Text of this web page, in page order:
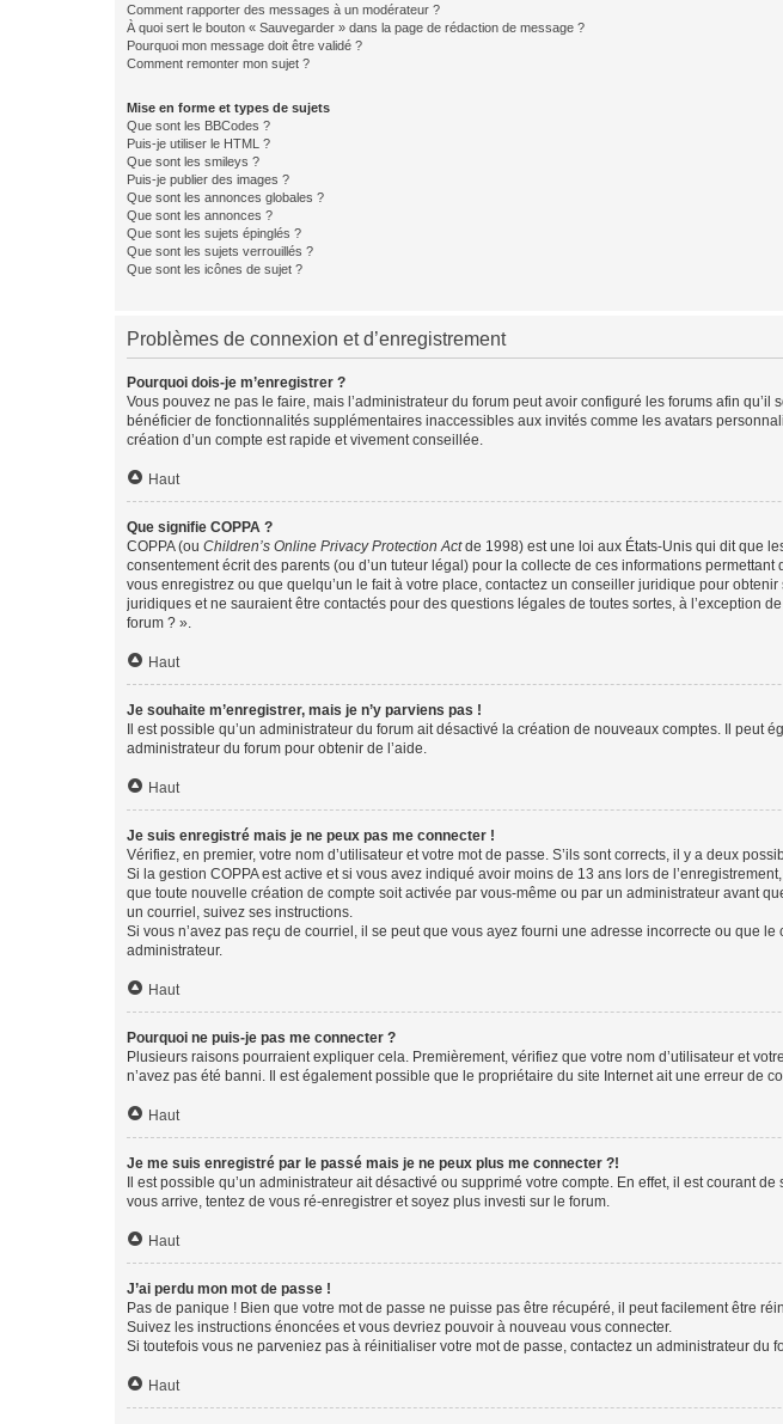
Comment rapporter des messages à un modérateur ?
À quoi sert le bouton « Sauvegarder » dans la page de rédaction de message ?
Pourquoi mon message doit être validé ?
Comment remonter mon sujet ?
Mise en forme et types de sujets
Que sont les BBCodes ?
Puis-je utiliser le HTML ?
Que sont les smileys ?
Puis-je publier des images ?
Que sont les annonces globales ?
Que sont les annonces ?
Que sont les sujets épinglés ?
Que sont les sujets verrouillés ?
Que sont les icônes de sujet ?
Problèmes de connexion et d’enregistrement
Pourquoi dois-je m’enregistrer ?
Vous pouvez ne pas le faire, mais l’administrateur du forum peut avoir configuré les forums afin
bénéficier de fonctionnalités supplémentaires inaccessibles aux invités comme les avatars
création d’un compte est rapide et vivement conseillée.
Haut
Que signifie COPPA ?
COPPA (ou Children’s Online Privacy Protection Actde 1998) est une loi aux États-Unis qui dit que
consentement écrit des parents (ou d’un tuteur légal) pour la collecte de ces informations
vous enregistrez ou que quelqu’un le fait à votre place, contactez un conseiller juridique pour
juridiques et ne sauraient être contactés pour des questions légales de toutes sortes, à l’exception
forum ? ».
Haut
Je souhaite m’enregistrer, mais je n’y parviens pas !
Il est possible qu’un administrateur du forum ait désactivé la création de nouveaux comptes. Il
administrateur du forum pour obtenir de l’aide.
Haut
Je suis enregistré mais je ne peux pas me connecter !
Vérifiez, en premier, votre nom d’utilisateur et votre mot de passe. S’ils sont corrects, il y a deux
Si la gestion COPPA est active et si vous avez indiqué avoir moins de 13 ans lors de
que toute nouvelle création de compte soit activée par vous-même ou par un administrateur avant
un courriel, suivez ses instructions.
Si vous n’avez pas reçu de courriel, il se peut que vous ayez fourni une adresse incorrecte ou que
administrateur.
Haut
Pourquoi ne puis-je pas me connecter ?
Plusieurs raisons pourraient expliquer cela. Premièrement, vérifiez que votre nom d’utilisateur et
n’avez pas été banni. Il est également possible que le propriétaire du site Internet ait une erreur de
Haut
Je me suis enregistré par le passé mais je ne peux plus me connecter ?!
Il est possible qu’un administrateur ait désactivé ou supprimé votre compte. En effet, il est
vous arrive, tentez de vous ré-enregistrer et soyez plus investi sur le forum.
Haut
J’ai perdu mon mot de passe !
Pas de panique ! Bien que votre mot de passe ne puisse pas être récupéré, il peut facilement être
Suivez les instructions énoncées et vous devriez pouvoir à nouveau vous connecter.
Si toutefois vous ne parveniez pas à réinitialiser votre mot de passe, contactez un administrateur du
Haut